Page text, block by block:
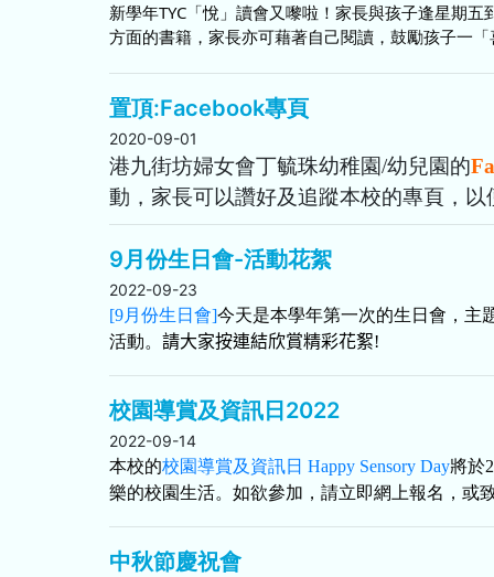
新學年TYC「悅」讀會又嚟啦！家長與孩子逢星期
方面的書籍，家長亦可藉著自己閱讀，鼓勵孩子一
推行日期：2022年10月21日至2023年2月24日
借閱時間：上午8時正至9時正/ 下午4時半至5時正
置頂:Facebook專頁
2020-09-01
港九街坊婦女會丁毓珠幼稚園/幼兒園的
動，家長可以讚好及追蹤本校的專頁，
Facebook專頁連結
9月份生日會-活動花絮
2022-09-23
[9月份生日會]今天是本學年第一次的生日會，主
活動。 請大家按連結欣賞精彩花絮!
校園導賞及資訊日2022
2022-09-14
本校的校園導賞及資訊日 Happy Sensory Day將於
樂的校園生活。 如欲參加，請立即網上報名， 或
中秋節慶祝會